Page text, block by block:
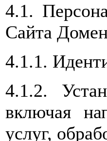
4.1.
Сайта
4.1.1.
4.1.2.
включая
услуг,